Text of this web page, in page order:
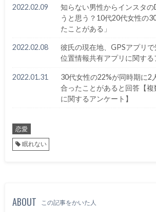
2022.02.09
知らない男性からインスタ
うと思う？10代20代女性の
たことがある」
2022.02.08
彼氏の現在地、GPSアプリ
位置情報共有アプリに関する
2022.01.31
30代女性の22%が同時期に2
合ったことがあると回答【
に関するアンケート】
恋愛
眠れない
ABOUT この記事をかいた人